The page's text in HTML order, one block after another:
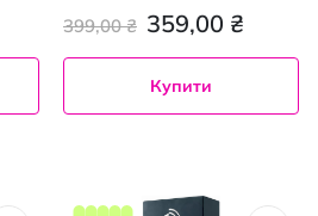
359,00 ₴
399,00 ₴
Купити